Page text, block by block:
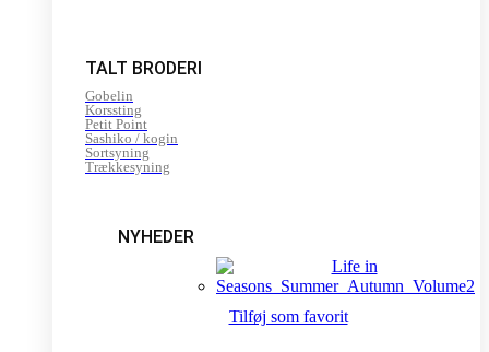
TALT BRODERI
Gobelin
Korssting
Petit Point
Sashiko / kogin
Sortsyning
Trækkesyning
NYHEDER
Tilføj som favorit